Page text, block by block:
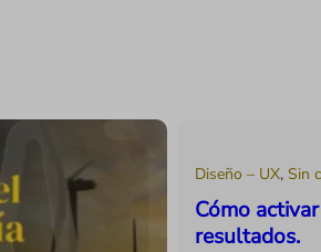
Diseño – UX, Sin
Cómo
resultados.